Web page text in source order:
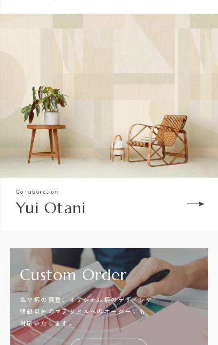
Collaboration
Yui Otani
CustomOrder
色や柄の調整、オリジナル柄のデザインや
壁紙以外のマテリアルへのオーダーにも
対応いたします。